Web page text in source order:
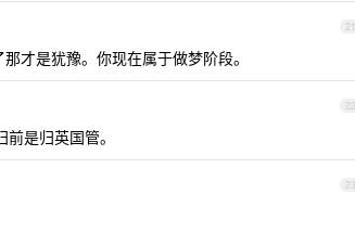
21
才是犹豫。你现在属于做梦阶段。
22
是归英国管。
23